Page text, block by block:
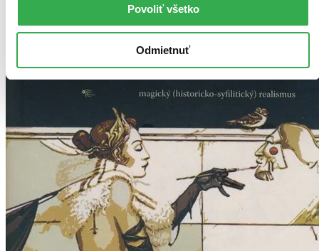
Povoliť všetko
Odmietnuť